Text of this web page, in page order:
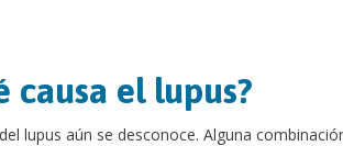
causa el lupus?
lupus aún se desconoce. Alguna